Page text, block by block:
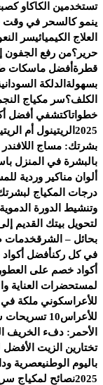
تستخدمين الكاكاو
ينمو كالسحر في
العلاج الكيميائيسر
حرير؟من رفع الجفون
قطرة أفضل ماسكات
بسهولة الدلكة
الكلف؟
خطواتاكتشفي أفضل
2025 الريتينول أم
بشرتك: مساج اللافندر
بالبشرة في المنزل
ألوان مناكير وردية
درجات المكياج لبشرتك
وتنشيط الدورة الدموية
لتحويل بيتك القديم
بحائل – الشرقخدمات
في كل ركنأفضل
أكواد خصم على
لمستحضرات العناية
للأعراسكوني ملكة
للأعراس10 تسريحات شعر عروس كيرلي أنيقة بالصور
الأحمر: دفء الخريف
تختارين الزيت
باليوم الوطنيعصرية
2025نصائح لمكياج